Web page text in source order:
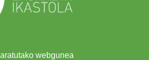
webgunea